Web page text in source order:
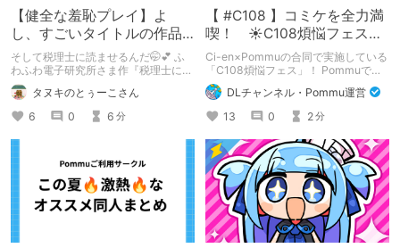
【健全な羞恥プレイ】よ
し、すごいタイトルの作品
をまた買おう。【湧き上が
る不健全な気持ち】
そして税理士に読ませるんだ🤭💕 ふ
わふわ電子研究所さま作『税理士に購
入履歴読まれるボイス』の感想レビュ
ーです！タヌキのとぅーこさん
6
0 6 分
【 #C108 】コミケを全力満
喫！ ☀C108煩悩フェス☀
Pommu版のご案内
Ci-en×Pommuの合同で実施している
「C108煩悩フェス」！ Pommuでの
参加方法について、改めてこちらでも
ご案内いたします！
DLチャンネル・Pommu運営
13
0 2分